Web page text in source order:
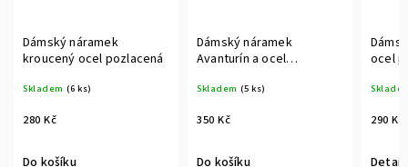
Dámský náramek
kroucený ocel pozlacená
Skladem (6 ks)
280 Kč
Do košíku
Dámský náramek
Avanturín a ocel
Skladem (5 ks)
350 Kč
Do košíku
ocel
290 Kč
Detail